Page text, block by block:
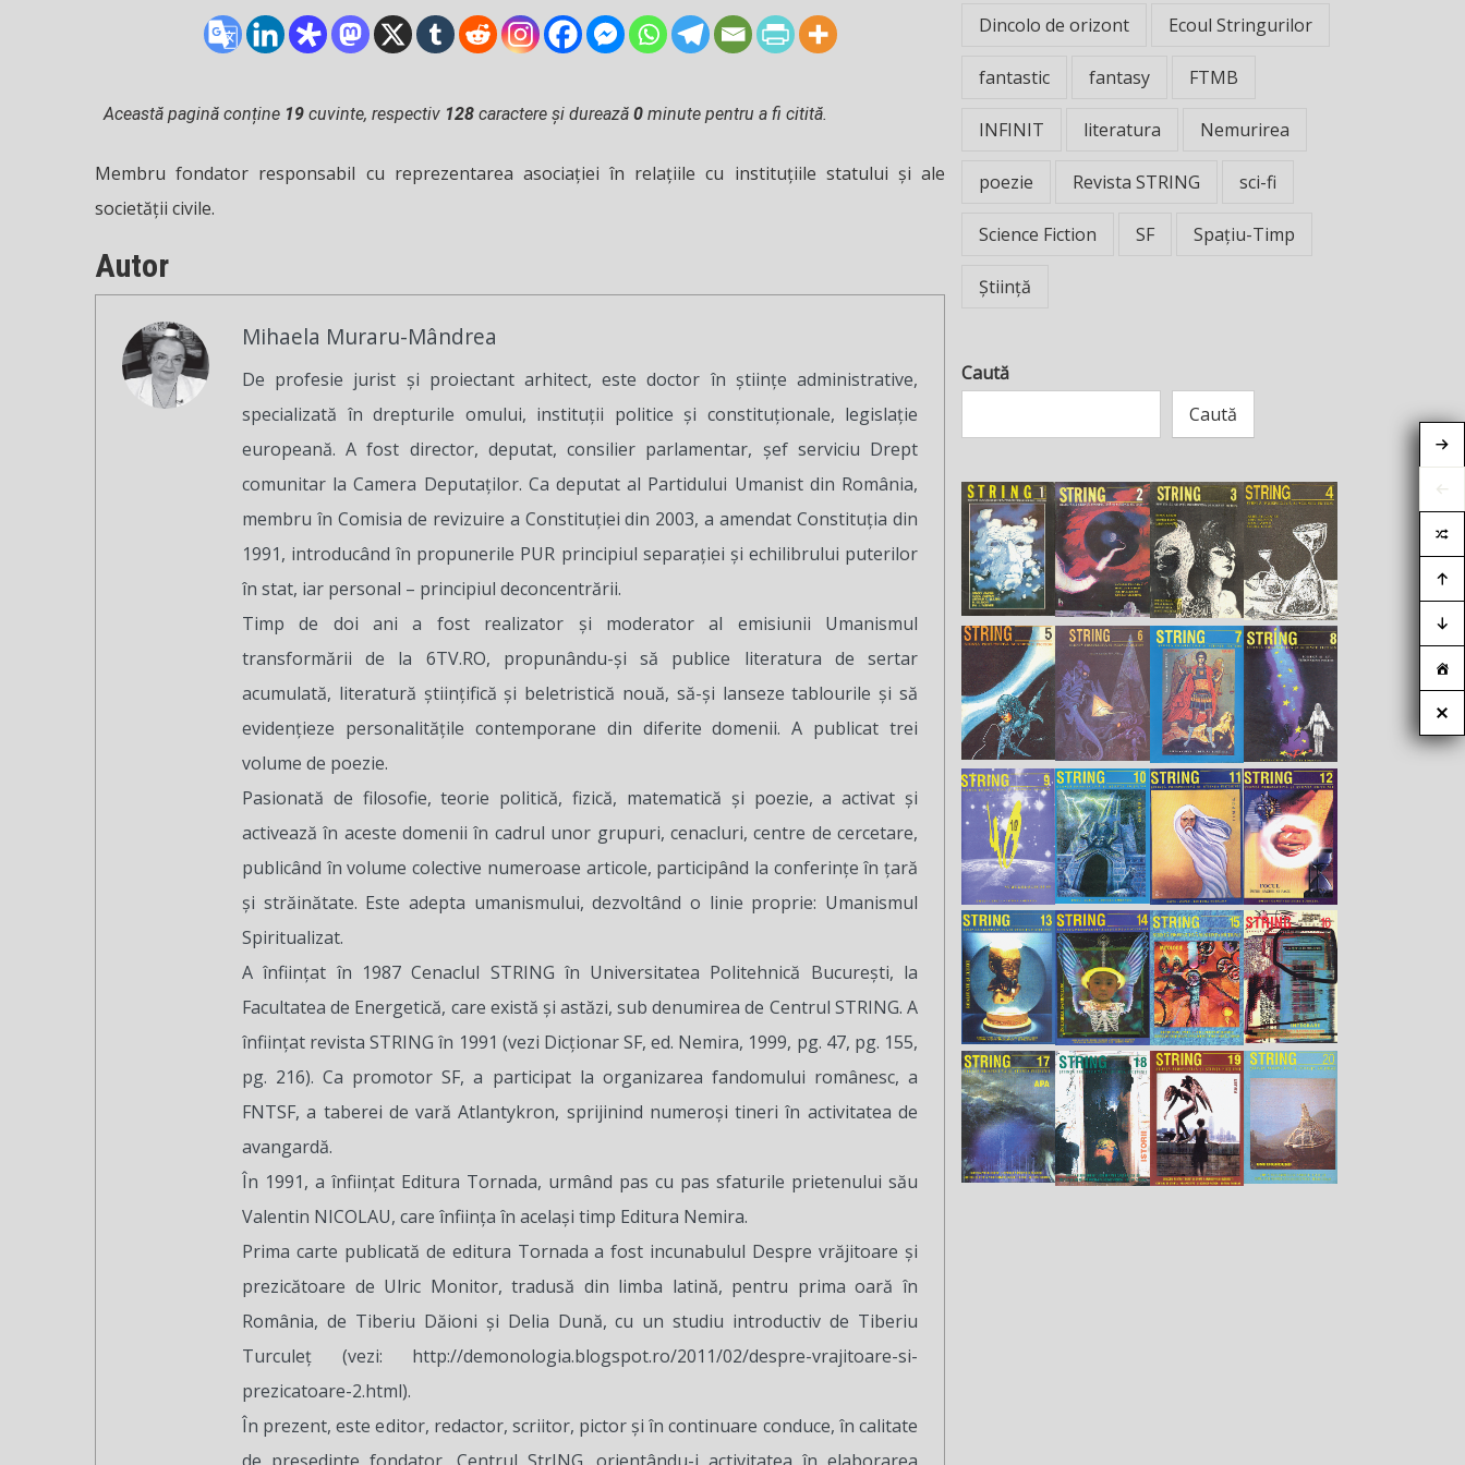
Această pagină conține 19 cuvinte, respectiv 128 caractere și durează 0 minute pentru a fi citită.
Membru fondator responsabil cu reprezentarea asociației în relațiile cu instituțiile statului și ale
societății civile.
Autor
Mihaela Muraru-Mândrea
De profesie jurist și proiectant arhitect, este doctor în științe administrative,
specializată în drepturile omului, instituții politice și constituționale, legislație
europeană. A fost director, deputat, consilier parlamentar, șef serviciu Drept
comunitar la Camera Deputaților. Ca deputat al Partidului Umanist din România,
membru în Comisia de revizuire a Constituției din 2003, a amendat Constituția din
1991, introducând în propunerile PUR principiul separației și echilibrului puterilor
în stat, iar personal – principiul deconcentrării.
Timp de doi ani a fost realizator și moderator al emisiunii Umanismul
transformării de la 6TV.RO, propunându-și să publice literatura de sertar
acumulată, literatură științifică și beletristică nouă, să-și lanseze tablourile și să
evidențieze personalitățile contemporane din diferite domenii. A publicat trei
volume de poezie.
Pasionată de filosofie, teorie politică, fizică, matematică și poezie, a activat și
activează în aceste domenii în cadrul unor grupuri, cenacluri, centre de cercetare,
publicând în volume colective numeroase articole, participând la conferințe în țară
și străinătate. Este adepta umanismului, dezvoltând o linie proprie: Umanismul
Spiritualizat.
A înființat în 1987 Cenaclul STRING în Universitatea Politehnică București, la
Facultatea de Energetică, care există și astăzi, sub denumirea de Centrul STRING. A
înființat revista STRING în 1991 (vezi Dicționar SF, ed. Nemira, 1999, pg. 47, pg. 155,
pg. 216). Ca promotor SF, a participat la organizarea fandomului românesc, a
FNTSF, a taberei de vară Atlantykron, sprijinind numeroși tineri în activitatea de
avangardă.
În 1991, a înființat Editura Tornada, urmând pas cu pas sfaturile prietenului său
Valentin NICOLAU, care înființa în același timp Editura Nemira.
Prima carte publicată de editura Tornada a fost incunabulul Despre vrăjitoare și
prezicătoare de Ulric Monitor, tradusă din limba latină, pentru prima oară în
România, de Tiberiu Dăioni și Delia Dună, cu un studiu introductiv de Tiberiu
Turculeț (vezi: http://demonologia.blogspot.ro/2011/02/despre-vrajitoare-si-
prezicatoare-2.html).
În prezent, este editor, redactor, scriitor, pictor și în continuare conduce, în calitate
Dincolo de orizont Ecoul Stringurilor
fantastic fantasy FTMB
INFINIT literatura Nemurirea
poezie Revista STRING sci-fi
Science Fiction SF Spațiu-Timp
Știință
Caută
Caută